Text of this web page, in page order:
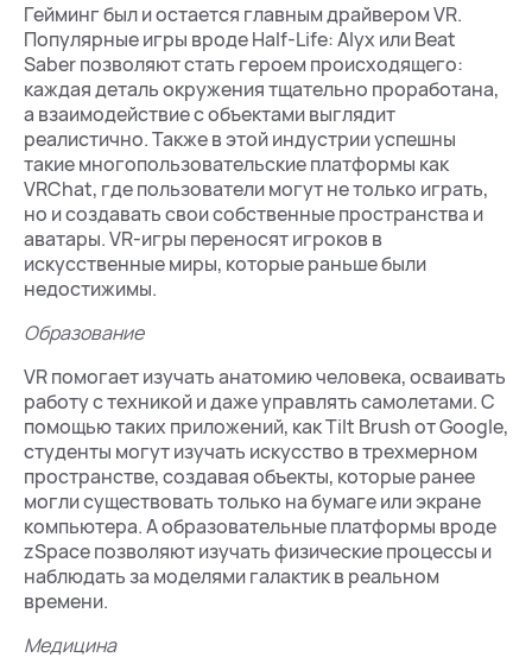
Гейминг был и остается главным драйвером VR.
Популярные игры вроде Half-Life: Alyx или Beat
Saber позволяют стать героем происходящего:
каждая деталь окружения тщательно проработана,
а взаимодействие с объектами выглядит
реалистично. Также в этой индустрии успешны
такие многопользовательские платформы как
VRChat, где пользователи могут не только играть,
но и создавать свои собственные пространства и
аватары. VR-игры переносят игроков в
искусственные миры, которые раньше были
недостижимы.
Образование
VR помогает изучать анатомию человека, осваивать
работу с техникой и даже управлять самолетами. С
помощью таких приложений, как Tilt Brush от Google,
студенты могут изучать искусство в трехмерном
пространстве, создавая объекты, которые ранее
могли существовать только на бумаге или экране
компьютера. А образовательные платформы вроде
zSpace позволяют изучать физические процессы и
наблюдать за моделями галактик в реальном
времени.
Медицина